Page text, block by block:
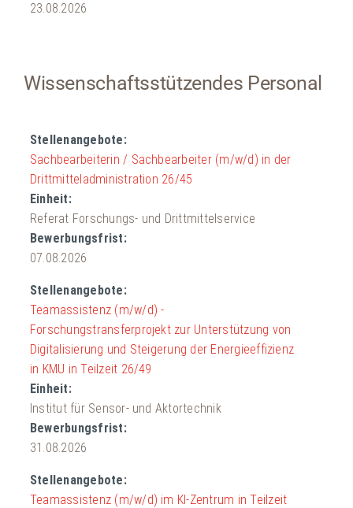
23.08.2026
Wissenschaftsstützendes Personal
Sachbearbeiterin / Sachbearbeiter (m/w/d) in der
Drittmitteladministration 26/45
Referat Forschungs- und Drittmittelservice
07.08.2026
Teamassistenz (m/w/d) -
Forschungstransferprojekt zur Unterstützung von
Digitalisierung und Steigerung der Energieeffizienz
in KMU in Teilzeit 26/49
Institut für Sensor- und Aktortechnik
31.08.2026
Teamassistenz (m/w/d) im KI-Zentrum in Teilzeit